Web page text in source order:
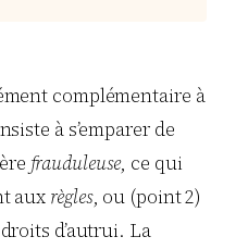
complémentaire à
à s’emparer de
frauduleuse, ce qui
aux règles, ou (point 2)
d’autrui. La